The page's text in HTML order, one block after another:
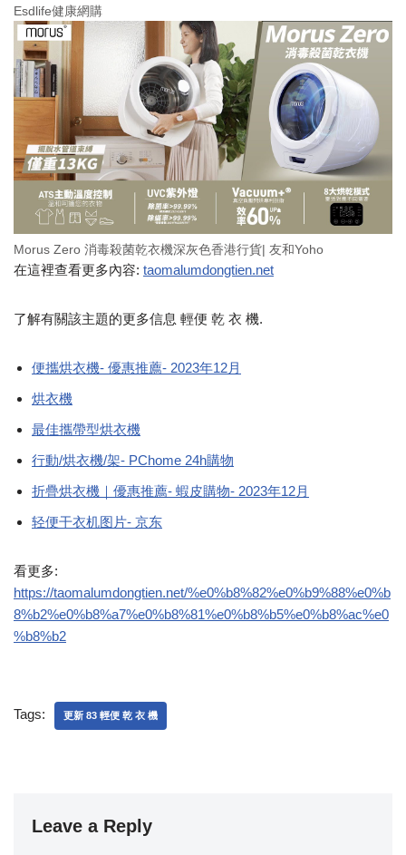
Esdlife健康網購
Morus Zero 消毒殺菌乾衣機深灰色香港行貨| 友和Yoho
在這裡查看更多內容: taomalumdongtien.net
了解有關該主題的更多信息 輕便 乾 衣 機.
便攜烘衣機- 優惠推薦- 2023年12月
烘衣機
最佳攜帶型烘衣機
行動/烘衣機/架- PChome 24h購物
折疊烘衣機｜優惠推薦- 蝦皮購物- 2023年12月
轻便干衣机图片- 京东
看更多:
https://taomalumdongtien.net/%e0%b8%82%e0%b9%88%e0%b
8%b2%e0%b8%a7%e0%b8%81%e0%b8%b5%e0%b8%ac%e0
%b8%b2
Tags: 更新 83 輕便 乾 衣 機
Leave a Reply